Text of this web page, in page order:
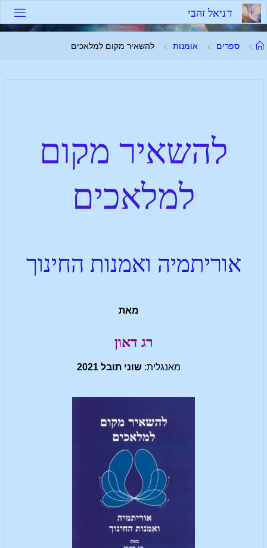
דניאל זהבי
ספרים אומנות להשאיר מקום למלאכים
להשאיר מקום
למלאכים
אוריתמיה ואמנות החינוך
מאת
רג דאון
מאנגלית: שוני תובל 2021